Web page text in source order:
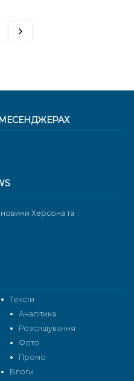
Тексти
Аналітика
Розслідування
Фото
Промо
Блоги
новини Херсона та